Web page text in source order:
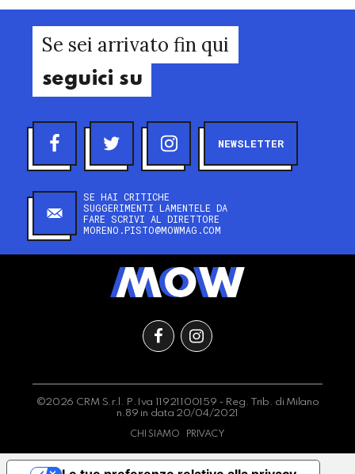
Se sei arrivato fin qui
seguici su
NEWSLETTER
SE HAI CRITICHE
SUGGERIMENTI LAMENTELE DA
FARE SCRIVI AL DIRETTORE
MORENO.PISTO@MOWMAG.COM
©2026 CRM S.r.l. P.Iva 11921100159 - Reg. Trib. di Milano
n.89 in data 20/04/2021
CHI SIAMO PRIVACY